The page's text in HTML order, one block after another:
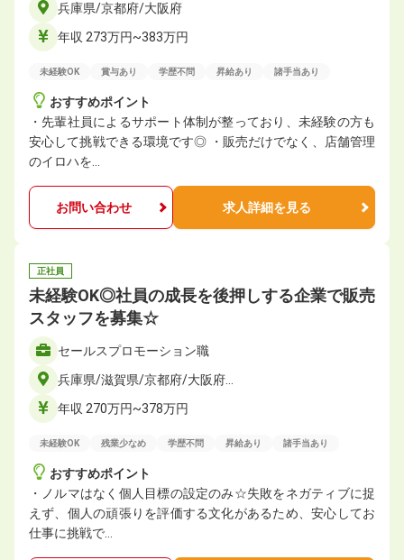
兵庫県/京都府/大阪府
年収 273万円~383万円
未経験OK 賞与あり 学歴不問 昇給あり 諸手当あり
おすすめポイント
・先輩社員によるサポート体制が整っており、未経験の方も
安心して挑戦できる環境です◎ ・販売だけでなく、店舗管理
のイロハを…
お問い合わせ 求人詳細を見る
正社員
未経験OK◎社員の成長を後押しする企業で販売
スタッフを募集☆
セールスプロモーション職
兵庫県/滋賀県/京都府/大阪府…
年収 270万円~378万円
未経験OK 残業少なめ 学歴不問 昇給あり 諸手当あり
おすすめポイント
・ノルマはなく個人目標の設定のみ☆失敗をネガティブに捉
えず、個人の頑張りを評価する文化があるため、安心してお
仕事に挑戦で…